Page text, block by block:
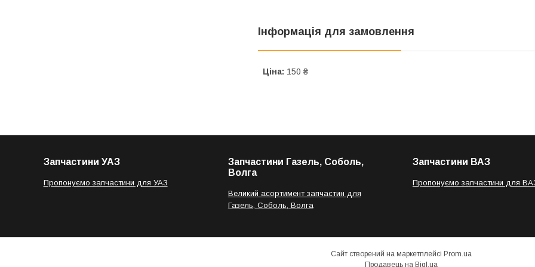
Інформація для замовлення
Ціна: 150 ₴
Запчастини УАЗ
Пропонуємо запчастини для УАЗ
Запчастини Газель, Соболь,
Волга
Великий асортимент запчастин для
Газель, Соболь, Волга
Запчастини ВАЗ
Пропонуємо запчастини для
Сайт створений на маркетплейсі Prom.ua
Продавець на Bigl.ua